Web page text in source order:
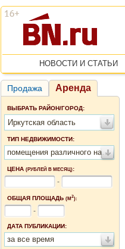
НОВОСТИ И СТАТЬИ
Продажа Аренда
ВЫБРАТЬ РАЙОН/ГОРОД:
Иркутская область
ТИП НЕДВИЖИМОСТИ:
помещения различного назначения
ЦЕНА (РУБЛЕЙ В МЕСЯЦ):
-
ОБЩАЯ ПЛОЩАДЬ (М2):
-
ДАТА ПУБЛИКАЦИИ:
за все время